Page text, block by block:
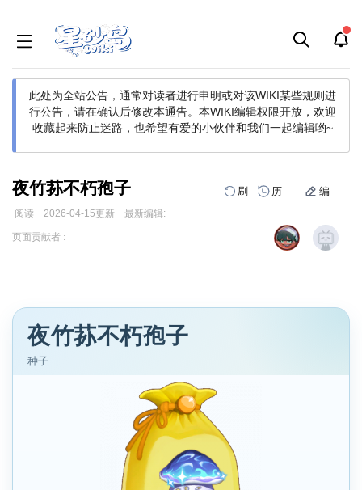
此处为全站公告，通常对读者进行申明或对该WIKI某些规则进
行公告，请在确认后修改本通告。 本WIKI编辑权限开放，欢迎
收藏起来防止迷路，也希望有爱的小伙伴和我们一起编辑哟~
夜竹荪不朽孢子 刷 历 编
阅读 2026-04-15更新 最新编辑:
跳
跳
页面贡献者 :
夜竹荪不朽孢子
种子